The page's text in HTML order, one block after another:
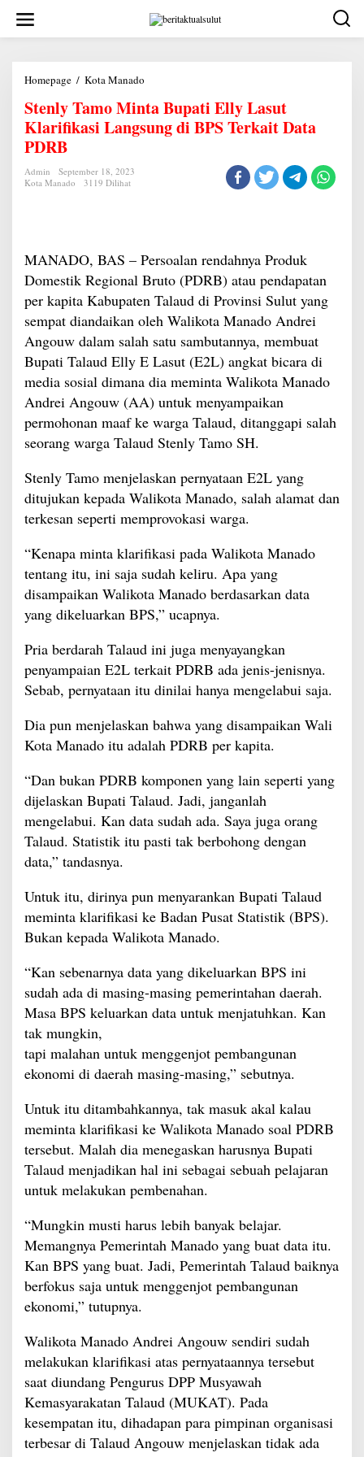
konten
Homepage / Kota Manado
Minta
Bupati
Elly
Lasut
Stenly Tamo Minta Bupati Elly Lasut
Klarifikasi Langsung di BPS Terkait Data
PDRB
Admin
September 18, 2023
Kota Manado
3119 Dilihat
MANADO, BAS – Persoalan rendahnya Produk
Domestik Regional Bruto (PDRB) atau pendapatan
per kapita Kabupaten Talaud di Provinsi Sulut yang
sempat diandaikan oleh Walikota Manado Andrei
Angouw dalam salah satu sambutannya, membuat
Bupati Talaud Elly E Lasut (E2L) angkat bicara di
media sosial dimana dia meminta Walikota Manado
Andrei Angouw (AA) untuk menyampaikan
permohonan maaf ke warga Talaud, ditanggapi salah
seorang warga Talaud Stenly Tamo SH.
Stenly Tamo menjelaskan pernyataan E2L yang
ditujukan kepada Walikota Manado, salah alamat dan
terkesan seperti memprovokasi warga.
“Kenapa minta klarifikasi pada Walikota Manado
tentang itu, ini saja sudah keliru. Apa yang
disampaikan Walikota Manado berdasarkan data
yang dikeluarkan BPS,” ucapnya.
Pria berdarah Talaud ini juga menyayangkan
penyampaian E2L terkait PDRB ada jenis-jenisnya.
Sebab, pernyataan itu dinilai hanya mengelabui saja.
Dia pun menjelaskan bahwa yang disampaikan Wali
Kota Manado itu adalah PDRB per kapita.
“Dan bukan PDRB komponen yang lain seperti yang
dijelaskan Bupati Talaud. Jadi, janganlah
mengelabui. Kan data sudah ada. Saya juga orang
Talaud. Statistik itu pasti tak berbohong dengan
data,” tandasnya.
Untuk itu, dirinya pun menyarankan Bupati Talaud
meminta klarifikasi ke Badan Pusat Statistik (BPS).
Bukan kepada Walikota Manado.
“Kan sebenarnya data yang dikeluarkan BPS ini
sudah ada di masing-masing pemerintahan daerah.
Masa BPS keluarkan data untuk menjatuhkan. Kan
tak mungkin,
tapi malahan untuk menggenjot pembangunan
ekonomi di daerah masing-masing,” sebutnya.
Untuk itu ditambahkannya, tak masuk akal kalau
meminta klarifikasi ke Walikota Manado soal PDRB
tersebut. Malah dia menegaskan harusnya Bupati
Talaud menjadikan hal ini sebagai sebuah pelajaran
untuk melakukan pembenahan.
“Mungkin musti harus lebih banyak belajar.
Memangnya Pemerintah Manado yang buat data itu.
Kan BPS yang buat. Jadi, Pemerintah Talaud baiknya
berfokus saja untuk menggenjot pembangunan
ekonomi,” tutupnya.
Walikota Manado Andrei Angouw sendiri sudah
melakukan klarifikasi atas pernyataannya tersebut
saat diundang Pengurus DPP Musyawah
Kemasyarakatan Talaud (MUKAT). Pada
kesempatan itu, dihadapan para pimpinan organisasi
terbesar di Talaud Angouw menjelaskan tidak ada